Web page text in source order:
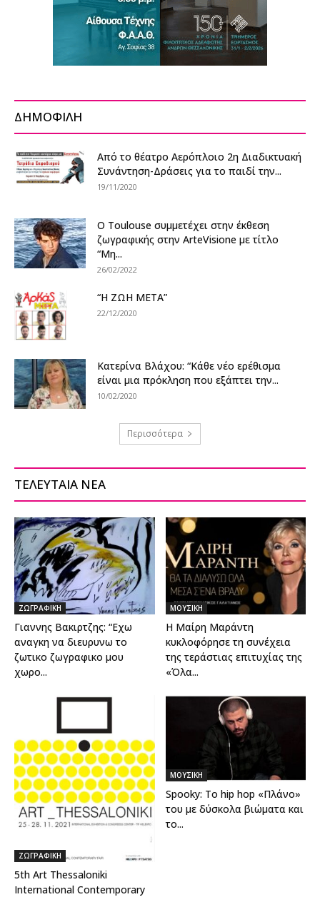
ΔΗΜΟΦΙΛΗ
Από το θέατρο Αερόπλοιο 2η Διαδικτυακή
Συνάντηση-Δράσεις για το παιδί την...
19/11/2020
Ο Toulouse συμμετέχει στην έκθεση
ζωγραφικής στην ArteVisione με τίτλο
“Μη...
26/02/2022
“Η ΖΩΗ ΜΕΤΑ”
22/12/2020
Κατερίνα Βλάχου: “Κάθε νέο ερέθισμα
είναι μια πρόκληση που εξάπτει την...
10/02/2020
Περισσότερα
ΤΕΛΕΥΤΑΙΑ ΝΕΑ
ΖΩΓΡΑΦΙΚΗ
Γιαννης Βακιρτζης: “Εχω
αναγκη να διευρυνω το
ζωτικο ζωγραφικο μου
χωρο...
ΜΟΥΣΙΚΗ
Η Μαίρη Μαράντη
κυκλοφόρησε τη συνέχεια
της τεράστιας επιτυχίας της
«Όλα...
ΖΩΓΡΑΦΙΚΗ
5th Art Thessaloniki
International Contemporary
ΜΟΥΣΙΚΗ
Spooky: Το hip hop «Πλάνο»
του με δύσκολα βιώματα και
το...